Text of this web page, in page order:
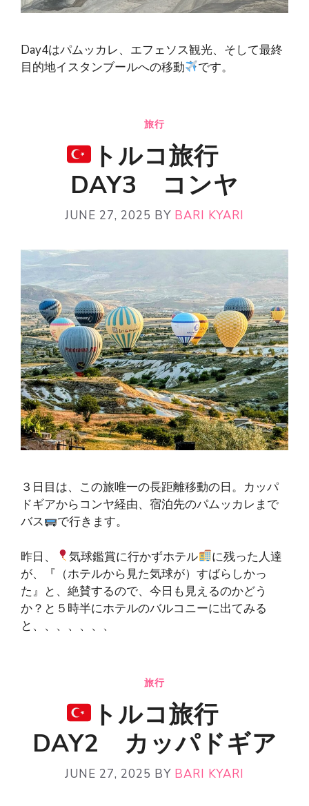
Day4はパムッカレ、エフェソス観光、そして最終
目的地イスタンブールへの移動
です。
旅行
トルコ旅行
DAY3 コンヤ
JUNE 27, 2025 BY BARI KYARI
３日目は、この旅唯一の長距離移動の日。カッパ
ドギアからコンヤ経由、宿泊先のパムッカレまで
バス
で行きます。
昨日、 気球鑑賞に行かずホテル
に残った人達
が、『（ホテルから見た気球が）すばらしかっ
た』と、絶賛するので、今日も見えるのかどう
か？と５時半にホテルのバルコニーに出てみる
と、、、、、、、
旅行
トルコ旅行
DAY2 カッパドギア
JUNE 27, 2025 BY BARI KYARI